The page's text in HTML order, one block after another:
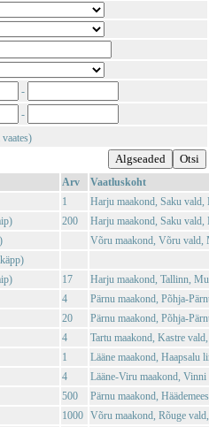
-
-
Arv
Vaatluskoht
1
Harju maakond, Saku vald,
200
Harju maakond, Saku vald,
Võru maakond, Võru vald,
17
Harju maakond, Tallinn,
4
Pärnu maakond, Põhja-
20
Pärnu maakond, Põhja-
4
Tartu maakond, Kastre
1
Lääne maakond, Haapsalu
4
Lääne-Viru maakond, Vinni
500
Pärnu maakond,
1000 Võru maakond, Rõuge